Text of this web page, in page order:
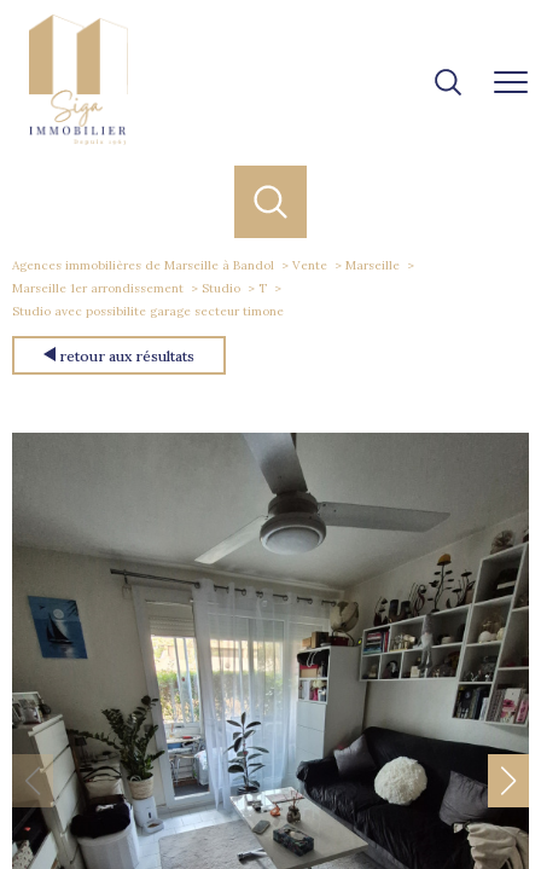
Agences immobilières de Marseille à Bandol Vente
Marseille
Marseille 1er arrondissement
Studio
T
Studio avec possibilite garage secteur timone
retour aux résultats